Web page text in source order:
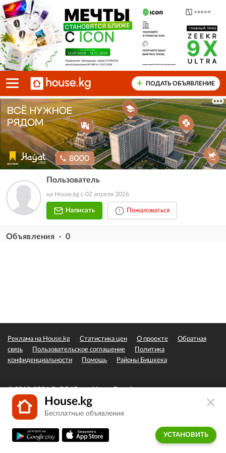
ПОДАТЬ ОБЪЯВЛЕНИЕ
Пользователь
на House.kg с 02 апреля 2026
Написать Пожаловаться
Объявления · 0
Реклама на House.kg Статистика цен О проекте
Обратная
связь
Пользовательское соглашение
Политика
конфиденциальности
Помощь Районы Бишкека
© 2019-2026 ОсОО "Сэвэн Медиа Групп"
House.kg
Бесплатные объявления
УСТАНОВИТЬ